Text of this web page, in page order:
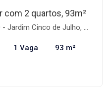
com 2 quartos, 93m²
Cinco de Julho, São Paulo-SP
1 Vaga 93 m²